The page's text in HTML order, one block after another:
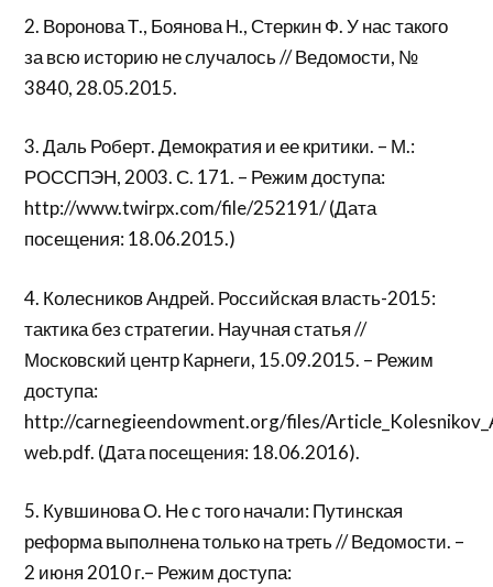
2. Воронова Т., Боянова Н., Стеркин Ф. У нас такого
за всю историю не случалось // Ведомости, №
3840, 28.05.2015.
3. Даль Роберт. Демократия и ее критики. – М.:
РОССПЭН, 2003. С. 171. – Режим доступа:
http://www.twirpx.com/file/252191/ (Дата
посещения: 18.06.2015.)
4. Колесников Андрей. Российская власть-2015:
тактика без стратегии. Научная статья //
Московский центр Карнеги, 15.09.2015. – Режим
доступа:
http://carnegieendowment.org/files/
web.pdf. (Дата посещения: 18.06.2016).
5. Кувшинова О. Не с того начали: Путинская
реформа выполнена только на треть // Ведомости. –
2 июня 2010 г.– Режим доступа: